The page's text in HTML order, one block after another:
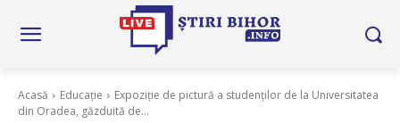
Acasă Educație
Expoziție de pictură a studenților de la Universitatea
din Oradea, găzduită de...